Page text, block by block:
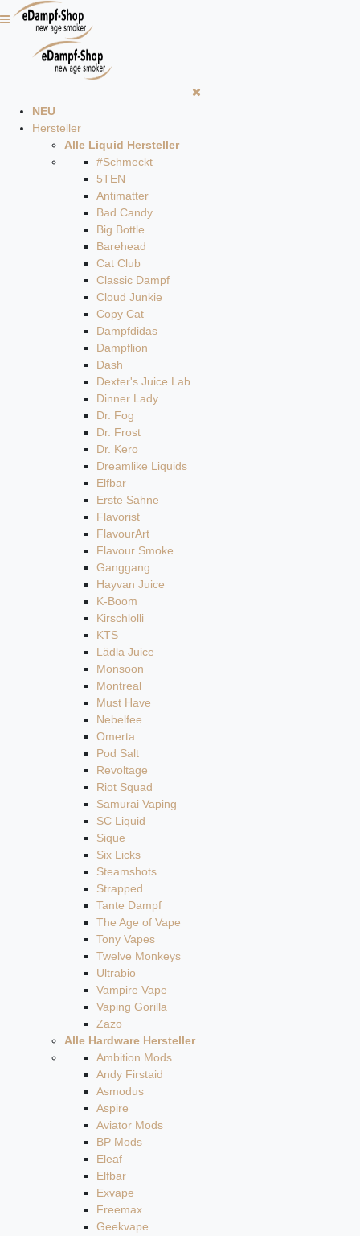
NEU
Hersteller
Alle Liquid Hersteller
#Schmeckt
5TEN
Antimatter
Bad Candy
Big Bottle
Barehead
Cat Club
Classic Dampf
Cloud Junkie
Copy Cat
Dampfdidas
Dampflion
Dash
Dexter's Juice Lab
Dinner Lady
Dr. Fog
Dr. Frost
Dr. Kero
Dreamlike Liquids
Elfbar
Erste Sahne
Flavorist
FlavourArt
Flavour Smoke
Ganggang
Hayvan Juice
K-Boom
Kirschlolli
KTS
Lädla Juice
Monsoon
Montreal
Must Have
Nebelfee
Omerta
Pod Salt
Revoltage
Riot Squad
Samurai Vaping
SC Liquid
Sique
Six Licks
Steamshots
Strapped
Tante Dampf
The Age of Vape
Tony Vapes
Twelve Monkeys
Ultrabio
Vampire Vape
Vaping Gorilla
Zazo
Alle Hardware Hersteller
Ambition Mods
Andy Firstaid
Asmodus
Aspire
Aviator Mods
BP Mods
Eleaf
Elfbar
Exvape
Freemax
Geekvape